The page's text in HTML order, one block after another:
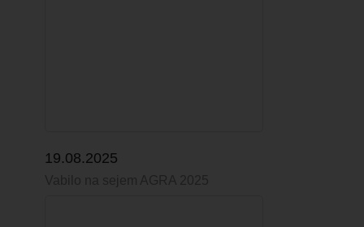
19.08.2025